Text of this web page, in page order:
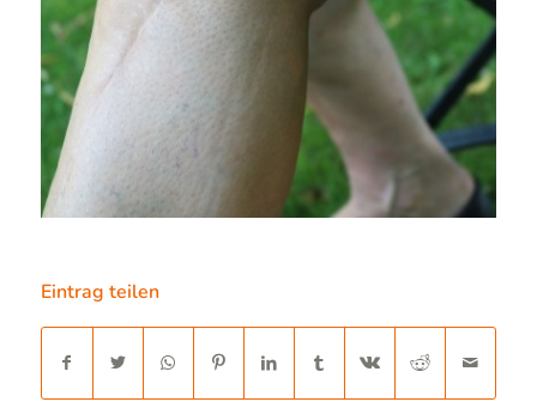
Eintrag teilen